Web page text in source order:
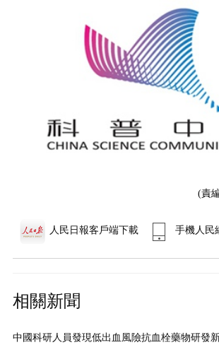
(責
人民日報客戶端下載 手機人民
相關新聞
中國科研人員發現低出血風險抗血栓藥物研發